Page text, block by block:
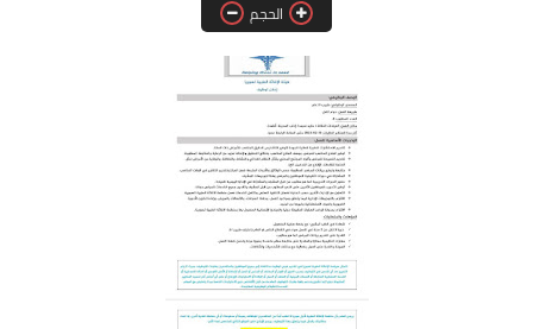
فرص عمل في العراق
فرص عمل في اليمن
دورات تدريبية
الحجم